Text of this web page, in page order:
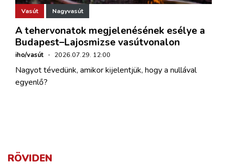
Vasút Nagyvasút
A tehervonatok megjelenésének esélye a
Budapest–Lajosmizse vasútvonalon
iho/vasút · 2026.07.29. 12:00
Nagyot tévedünk, amikor kijelentjük, hogy a nullával
egyenlő?
RÖVIDEN